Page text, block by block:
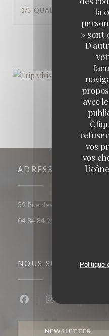
la
» sont
avec
vos
vos
Politique
1/5 QUALITÉ / PRIX 2/5
1
ADRESSE
39 Rue des Arènes 13200
04 84 84 91 70
NOUS SUIVRE
NEWSLETTER